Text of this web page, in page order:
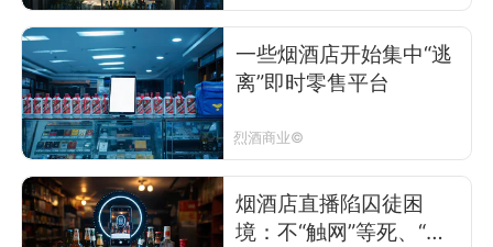
一些烟酒店开始集中“逃
离”即时零售平台
烈酒商业©
烟酒店直播陷囚徒困
境：不“触网”等死、“触